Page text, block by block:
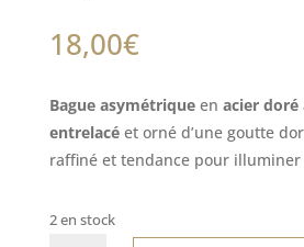
18,00€
Bague asymétriqueen acier doré
entrelacéet orné d’une goutte
raffiné et tendance pour illuminer
2 en stock